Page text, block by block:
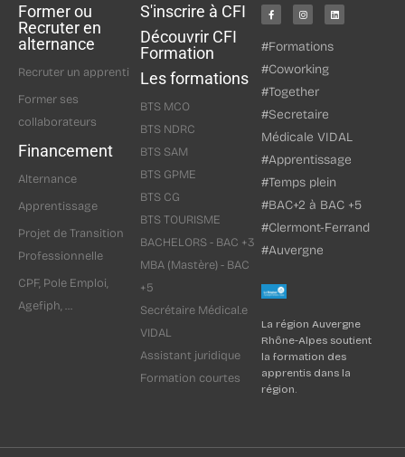
Former ou
Recruter en
alternance
Recruter un apprenti
Former ses
collaborateurs
Financement
Alternance
Apprentissage
Projet de Transition
Professionnelle
CPF, Pole Emploi,
Agefiph, ...
S'inscrire à CFI
Découvrir CFI
Formation
Les formations
BTS MCO
BTS NDRC
BTS SAM
BTS GPME
BTS CG
BTS TOURISME
BACHELORS - BAC +3
MBA (Mastère) - BAC
+5
Secrétaire Médical.e
VIDAL
Assistant juridique
Formation courtes
#Formations
#Coworking
#Together
#Secretaire
Médicale VIDAL
#Apprentissage
#Temps plein
#BAC+2 à BAC +5
#Clermont-Ferrand
#Auvergne
La région Auvergne
Rhône-Alpes soutient
la formation des
apprentis dans la
région.